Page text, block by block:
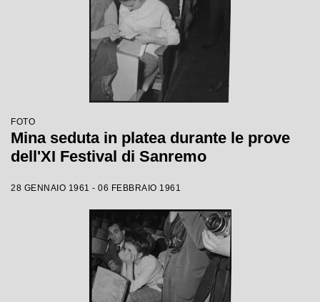
FOTO
Mina seduta in platea durante le prove
dell'XI Festival di Sanremo
28 GENNAIO 1961 - 06 FEBBRAIO 1961